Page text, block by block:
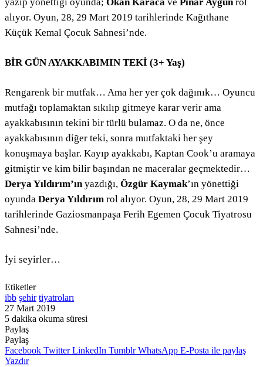
yazıp yönettiği oyunda; Okan Karaca ve Pınar Aygünrol
alıyor. Oyun, 28, 29 Mart 2019 tarihlerinde Kağıthane
Küçük Kemal Çocuk Sahnesi’nde.
BİR GÜN AYAKKABIMIN TEKİ (3+ Yaş)
Rengarenk bir mutfak… Ama her yer çok dağınık… Oyuncu
mutfağı toplamaktan sıkılıp gitmeye karar verir ama
ayakkabısının tekini bir türlü bulamaz. O da ne, önce
ayakkabısının diğer teki, sonra mutfaktaki her şey
konuşmaya başlar. Kayıp ayakkabı, Kaptan Cook’u aramaya
gitmiştir ve kim bilir başından ne maceralar geçmektedir…
Derya Yıldırım’ınyazdığı, Özgür Kaymak’ın yönettiği
oyunda Derya Yıldırım rol alıyor. Oyun, 28, 29 Mart 2019
tarihlerinde Gaziosmanpaşa Ferih Egemen Çocuk Tiyatrosu
Sahnesi’nde.
İyi seyirler…
Etiketler
ibb şehir tiyatroları
27 Mart 2019
5 dakika okuma süresi
Paylaş
Facebook
Twitter
LinkedIn
Pinterest
Messenger
Messenger
WhatsApp
Telegram
E-
Posta
ile
Yazdır
Paylaş
Facebook Twitter LinkedIn Tumblr WhatsApp E-Posta ile paylaş
Yazdır